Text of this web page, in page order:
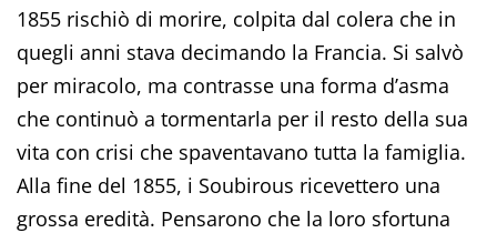
1855 rischiò di morire, colpita dal colera che in
quegli anni stava decimando la Francia. Si salvò
per miracolo, ma contrasse una forma d’asma
che continuò a tormentarla per il resto della sua
vita con crisi che spaventavano tutta la famiglia.
Alla fine del 1855, i Soubirous ricevettero una
grossa eredità. Pensarono che la loro sfortuna